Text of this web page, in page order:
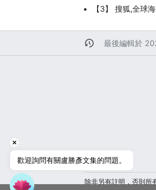
【3】 搜狐,全球
最後編輯於
真佛百科
除非另有註明，否則所
歡迎詢問有關盧勝彥文集的問題。